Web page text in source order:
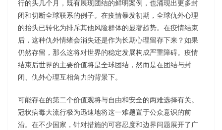
行的头几个月，既有展现团结的鲜明案例，也涌现出更多封
闭和切断全球联系的例子。在疫情暴发初期，全球仇外心理
的抬头已转化为排斥其他风险群体的显著趋势。在疫情结束
后，这种仇外情绪会消失还是作为长期心理留存下来？如果
仍然存留，那么这将对世界的稳定发展构成严重障碍。疫情
结束后世界的主要价值将是全球团结，然而是在团结与封
闭、仇外心理互相角力的背景下。
可能存在的第二个价值观将与自由和安全的两难选择有关。
冠状病毒大流行极为迅速地将这一难题置于公众意识的前
沿。在不少国家，针对措施的可容忍度和边界问题展开了广